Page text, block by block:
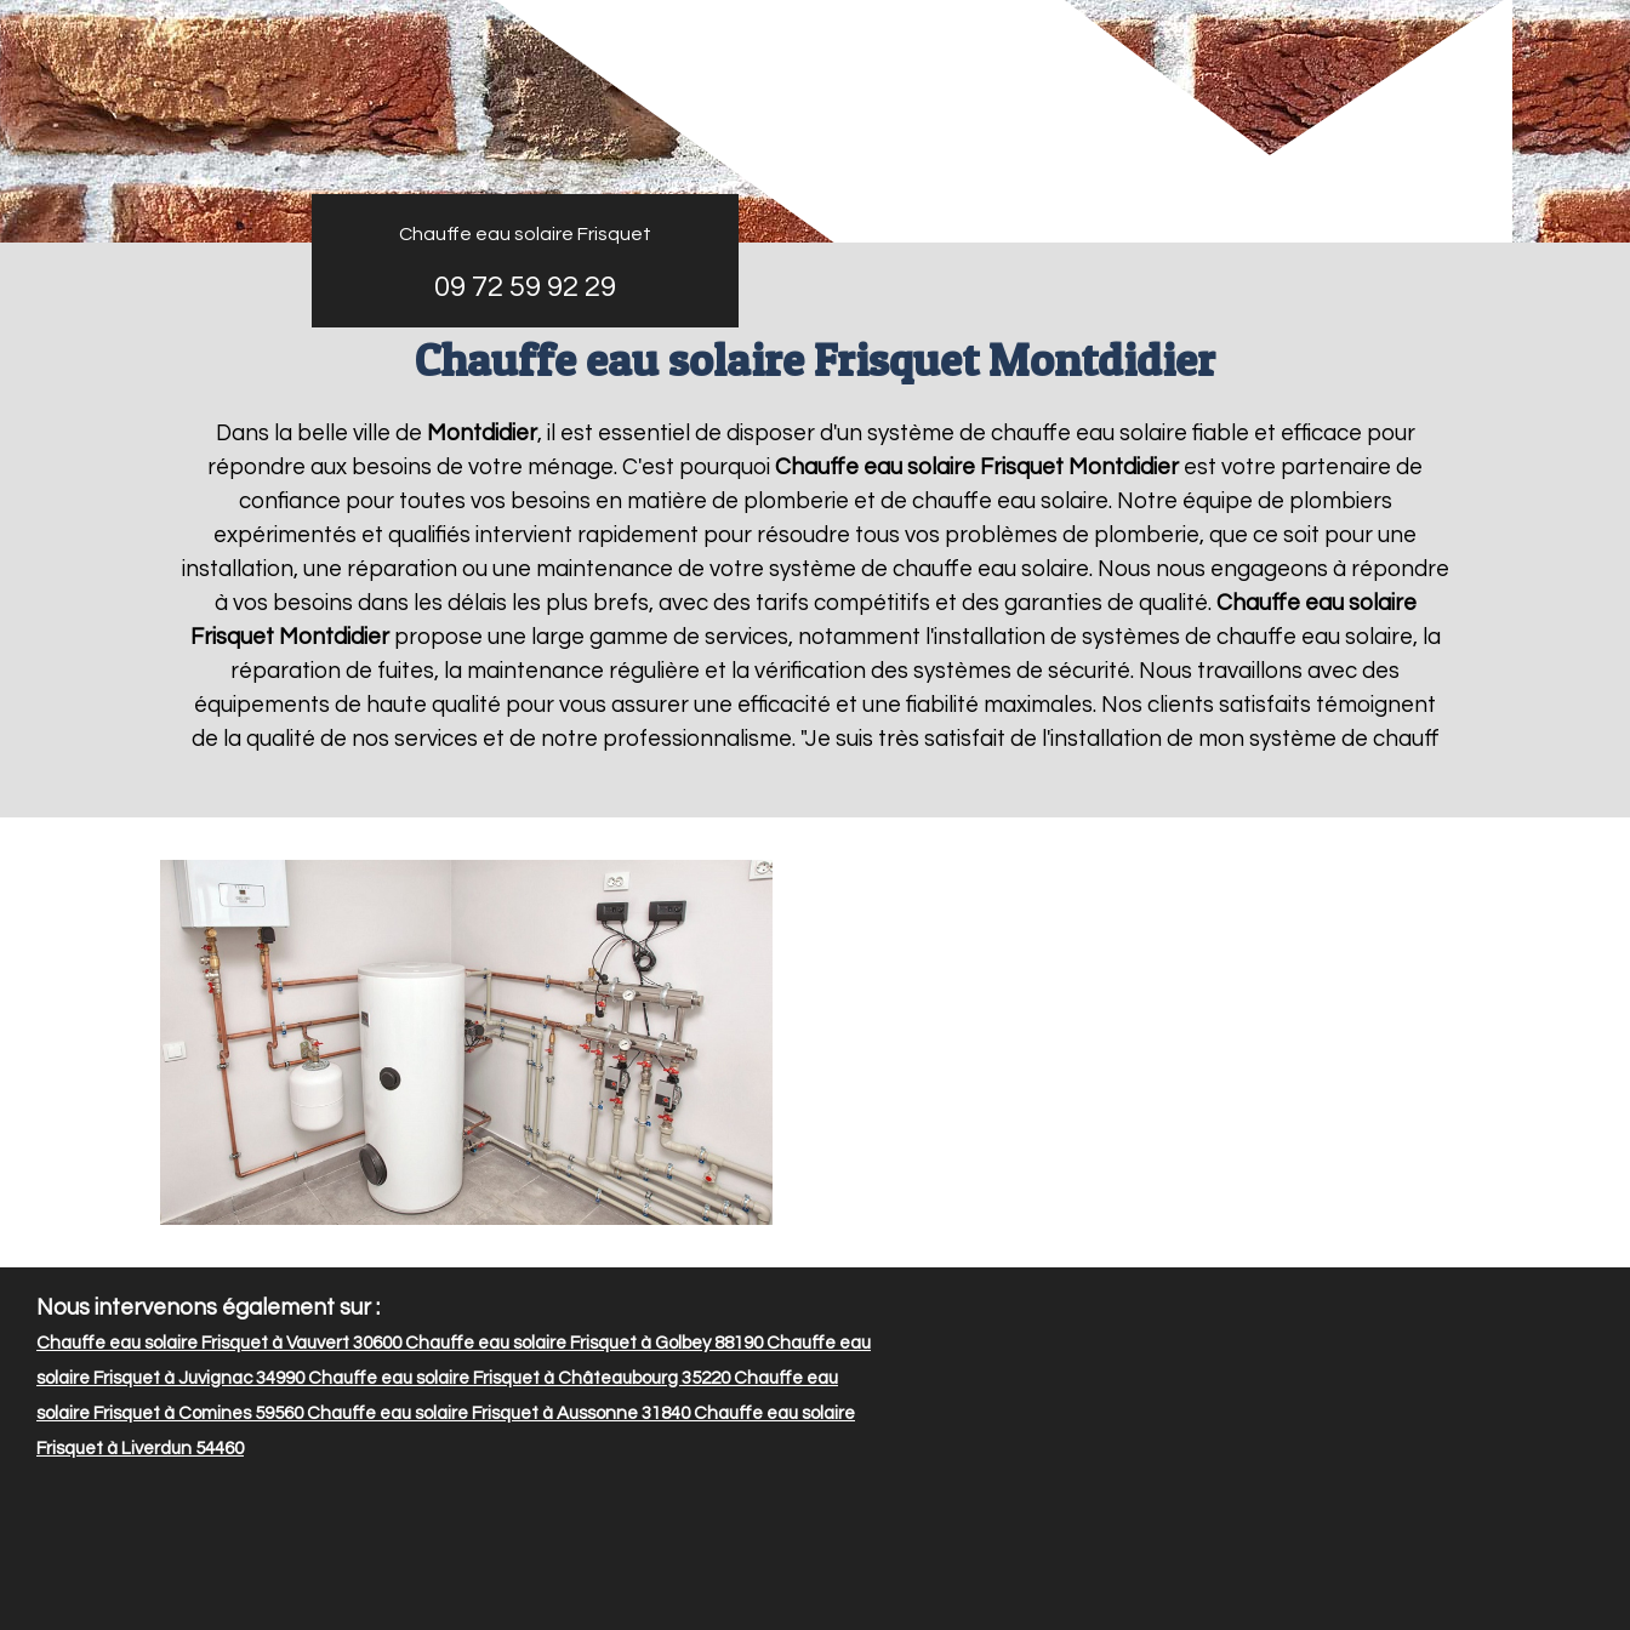
Chauffe eau solaire Frisquet
09 72 59 92 29
Chauffe eau solaire Frisquet Montdidier
Dans la belle ville de Montdidier, il est essentiel de disposer d'un système de chauffe eau solaire fiable et efficace pour
répondre aux besoins de votre ménage. C'est pourquoi Chauffe eau solaire Frisquet Montdidierest votre partenaire de
confiance pour toutes vos besoins en matière de plomberie et de chauffe eau solaire. Notre équipe de plombiers
expérimentés et qualifiés intervient rapidement pour résoudre tous vos problèmes de plomberie, que ce soit pour une
installation, une réparation ou une maintenance de votre système de chauffe eau solaire. Nous nous engageons à répondre
à vos besoins dans les délais les plus brefs, avec des tarifs compétitifs et des garanties de qualité. Chauffe eau solaire
Frisquet Montdidierpropose une large gamme de services, notamment l'installation de systèmes de chauffe eau solaire, la
réparation de fuites, la maintenance régulière et la vérification des systèmes de sécurité. Nous travaillons avec des
équipements de haute qualité pour vous assurer une efficacité et une fiabilité maximales. Nos clients satisfaits témoignent
de la qualité de nos services et de notre professionnalisme. "Je suis très satisfait de l'installation de mon système de chauff
Nous intervenons également sur :
Chauffe eau solaire Frisquet à Vauvert 30600Chauffe eau solaire Frisquet à Golbey 88190Chauffe eau
solaire Frisquet à Juvignac 34990Chauffe eau solaire Frisquet à Châteaubourg 35220Chauffe eau
solaire Frisquet à Comines 59560Chauffe eau solaire Frisquet à Aussonne 31840Chauffe eau solaire
Frisquet à Liverdun 54460